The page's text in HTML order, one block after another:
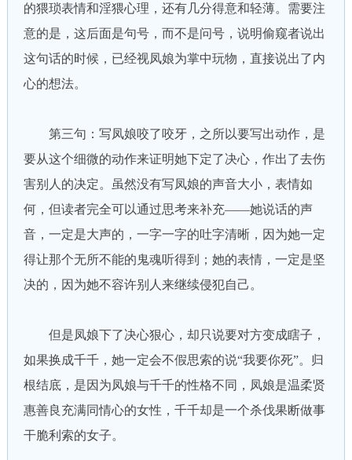
的猥琐表情和淫猥心理，还有几分得意和轻薄。需要注
意的是，这后面是句号，而不是问号，说明偷窥者说出
这句话的时候，已经视凤娘为掌中玩物，直接说出了内
心的想法。
第三句：写凤娘咬了咬牙，之所以要写出动作，是
要从这个细微的动作来证明她下定了决心，作出了去伤
害别人的决定。虽然没有写凤娘的声音大小，表情如
何，但读者完全可以通过思考来补充——她说话的声
音，一定是大声的，一字一字的吐字清晰，因为她一定
得让那个无所不能的鬼魂听得到；她的表情，一定是坚
决的，因为她不容许别人来继续侵犯自己。
但是凤娘下了决心狠心，却只说要对方变成瞎子，
如果换成千千，她一定会不假思索的说“我要你死”。归
根结底，是因为凤娘与千千的性格不同，凤娘是温柔贤
惠善良充满同情心的女性，千千却是一个杀伐果断做事
干脆利索的女子。